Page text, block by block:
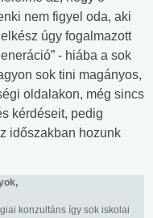
nem figyel oda, aki
úgy fogalmazott
- hiába a sok
sok tini magányos,
oldalakon, még sincs
kérdéseit, pedig
időszakban hozunk
konzultáns így sok iskolai